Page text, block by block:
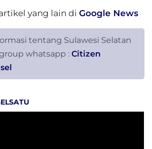
yang lain di Google News
tentang Sulawesi Selatan
whatsapp : Citizen